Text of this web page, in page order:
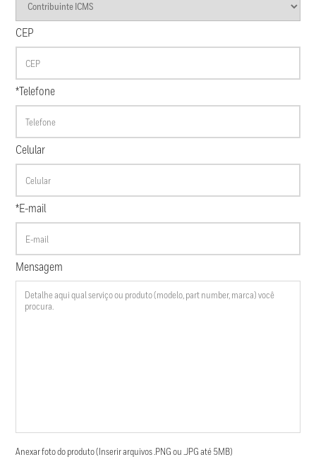
CEP
*Telefone
Celular
*E-mail
Mensagem
Anexar foto do produto (Inserir arquivos .PNG ou .JPG até 5MB)